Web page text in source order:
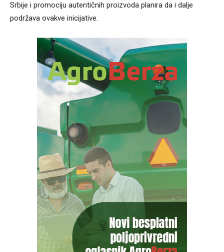
Srbije i promociju autentičnih proizvoda planira da i dalje
podržava ovakve inicijative.